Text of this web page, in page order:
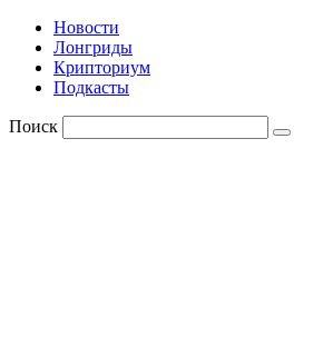
Новости
Лонгриды
Крипториум
Подкасты
Поиск